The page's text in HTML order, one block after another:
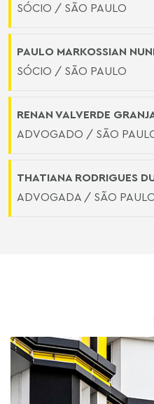
SÓCIO / SÃO PAULO
PAULO MARKOSSIAN
SÓCIO / SÃO PAULO
RENAN VALVERDE
ADVOGADO / SÃO
THATIANA RODRIGUES
ADVOGADA / SÃO